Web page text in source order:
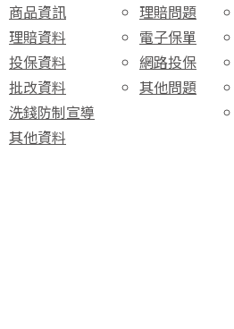
caused by earthquake
商品資訊
理賠資料
投保資料
批改資料
洗錢防制宣導
其他資料
理賠問題
電子保單
網路投保
其他問題